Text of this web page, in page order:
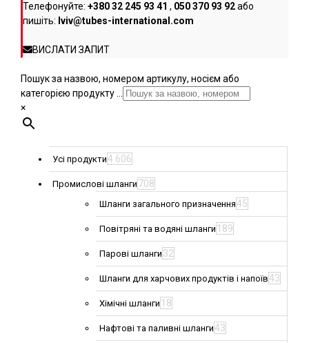
Телефонуйте: +380 32 245 93 41 , 050 370 93 92або
пишіть: lviv@tubes-international.com
ВИСЛАТИ ЗАПИТ
Пошук за назвою, номером артикулу, носієм або
категорією продукту ...
×
Усі продукти4 606
Промислові шланги 708
Шланги загального призначення45
Повітряні та водяні шланги 189
Парові шланги 32
Шланги для харчових продуктів і напоїв43
Хімічні шланги 18
Нафтові та паливні шланги43